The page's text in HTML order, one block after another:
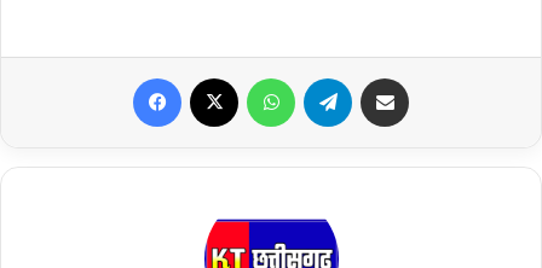
Facebook WhatsApp Telegram